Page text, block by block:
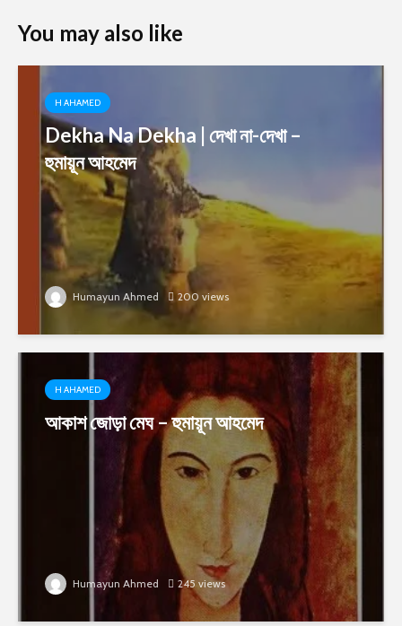
You may also like
H AHAMED
Dekha Na Dekha | দেখা না-দেখা –
হুমায়ূন আহমেদ
Humayun Ahmed 200 views
H AHAMED
আকাশ জোড়া মেঘ – হুমায়ূন আহমেদ
Humayun Ahmed 245 views